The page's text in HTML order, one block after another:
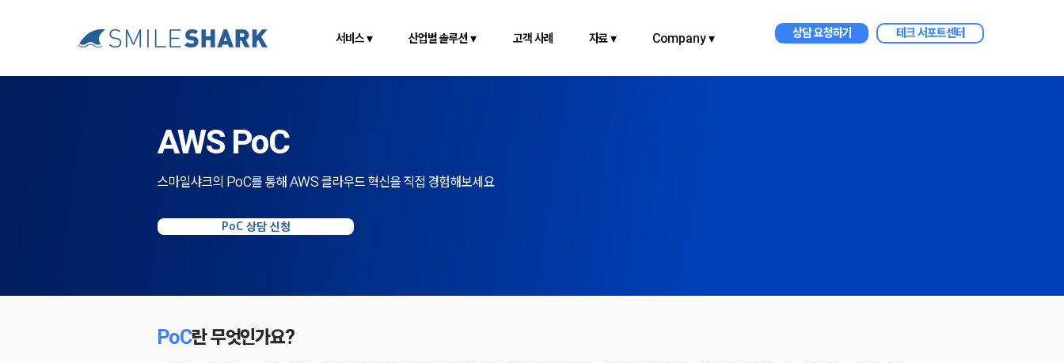
서비스 ▾ 산업별 솔루션 ▾ 고객 사례 자료 ▾ Company ▾ 상담 요청하기 테크 서포트센터
AWS PoC
​스마일샤크의 PoC를 통해 AWS 클라우드 혁신을 직접 경험해보세요
PoC 상담 신청
PoC란 무엇인가요?